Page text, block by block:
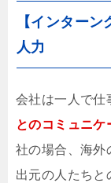
【インター
人力
会社は一人で仕
とのコミュニケ
社の場合、海外
出元の人たちと